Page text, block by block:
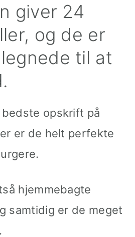
giver 24
og de er
til at
opskrift på
er de helt perfekte
hjemmebagte
samtidig er de meget